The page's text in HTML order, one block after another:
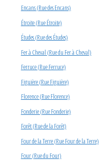
Encans (Rue des Encans)
Étroite (Rue Étroite)
Études (Rue des Études)
Fer à Cheval (Rue du Fer à Cheval)
Ferruce (Rue Ferruce)
Figuière (Rue Figuière)
Florence (Rue Florence)
Fonderie (Rue Fonderie)
Forêt (Rue de la Forêt)
Four de la Terre (Rue Four de la Terre)
Four (Rue du Four)